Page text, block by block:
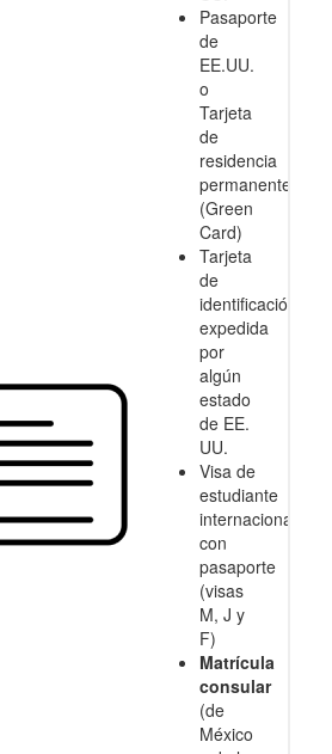
Pasaporte
de
EE.UU.
o
Tarjeta
de
residencia
permanente
(Green
Card)
Tarjeta
de
identificación
expedida
por
algún
estado
de EE.
UU.
Visa de
estudiante
internacional
con
pasaporte
(visas
M, J y
F)
Matrícula
consular
(de
México